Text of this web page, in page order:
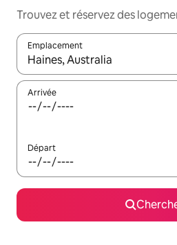
Trouvez et réservez des
Emplacement
Quand les résultats sont
Arrivée
Départ